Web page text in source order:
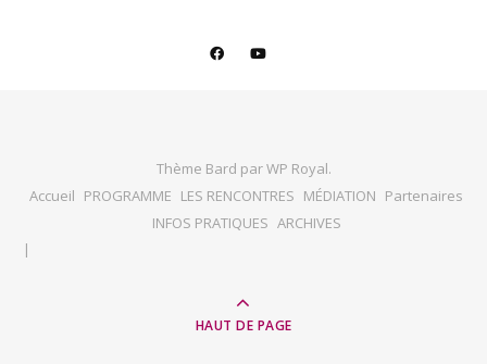
Thème Bard parWP Royal.
Accueil PROGRAMME LES RENCONTRES MÉDIATION Partenaires
INFOS PRATIQUES ARCHIVES
HAUT DE PAGE